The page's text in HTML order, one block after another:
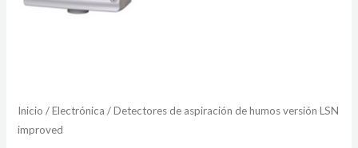
Inicio /Electrónica / Detectores de aspiración de humos versión LSN
improved